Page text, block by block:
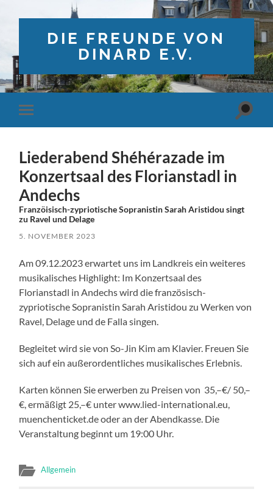
DIE FREUNDE VON
DINARD E.V.
Mobile-
Menü
Liederabend Shéhérazade im
Konzertsaal des Florianstadl in
Andechs
Franzöisisch-zypriotische Sopranistin Sarah Aristidou singt
zu Ravel und Delage
5. NOVEMBER 2023
Am 09.12.2023 erwartet uns im Landkreis ein weiteres
musikalisches Highlight: Im Konzertsaal des
Florianstadl in Andechs wird die französisch-
zypriotische Sopranistin Sarah Aristidou zu Werken von
Ravel, Delage und de Falla singen.
Begleitet wird sie von So-Jin Kim am Klavier. Freuen Sie
sich auf ein außerordentliches musikalisches Erlebnis.
Karten können Sie erwerben zu Preisen von 35,–€/ 50,–
€, ermäßigt 25,–€ unter www.lied-international.eu,
muenchenticket.de oder an der Abendkasse. Die
Veranstaltung beginnt um 19:00 Uhr.
Allgemein